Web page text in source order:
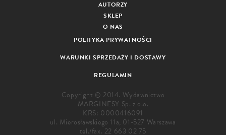
AUTORZY
SKLEP
O NAS
POLITYKA PRYWATNOŚCI
WARUNKI SPRZEDAŻY I DOSTAWY
REGULAMIN
Copyright © 2014. Wydawnictwo
MARGINESY Sp. z o.o.
KRS: 0000416091
ul. Mierosławskiego 11a, 01-527 Warszawa
tel./fax. 22 663 02 75